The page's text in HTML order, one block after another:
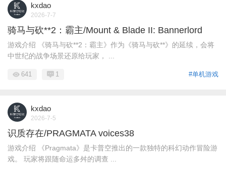
kxdao
2026-7-7
骑马与砍**2：霸主/Mount & Blade II: Bannerlord
游戏介绍 《骑马与砍**2：霸主》作为《骑马与砍**》的延续，会将
中世纪的战争场景还原给玩家， ...
#单机游戏
641 1
kxdao
2026-7-5
识质存在/PRAGMATA voices38
游戏介绍 《Pragmata》是卡普空推出的一款独特的科幻动作冒险游
戏。 玩家将跟随命运多舛的调查 ...